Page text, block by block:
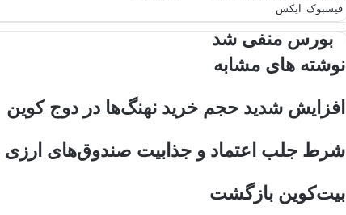
فیسبوک ایکس
ی
ن
د
ی
ا
ت
آ
ل
گ
ش
ت
گ
ب
ا
پ
بورس منفی شد
نوشته های مشابه
افزایش شدید حجم خرید نهنگ‌ها در دوج کوین
شرط جلب اعتماد و جذابیت صندوق‌های ارزی
بیت‌کوین بازگشت